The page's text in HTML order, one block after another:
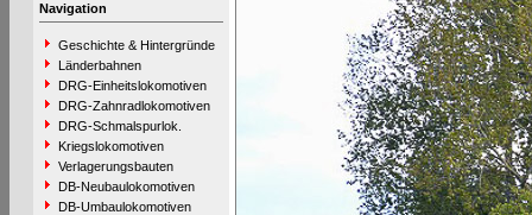
Navigation
Geschichte & Hintergründe
Länderbahnen
DRG-Einheitslokomotiven
DRG-Zahnradlokomotiven
DRG-Schmalspurlok.
Kriegslokomotiven
Verlagerungsbauten
DB-Neubaulokomotiven
DB-Umbaulokomotiven